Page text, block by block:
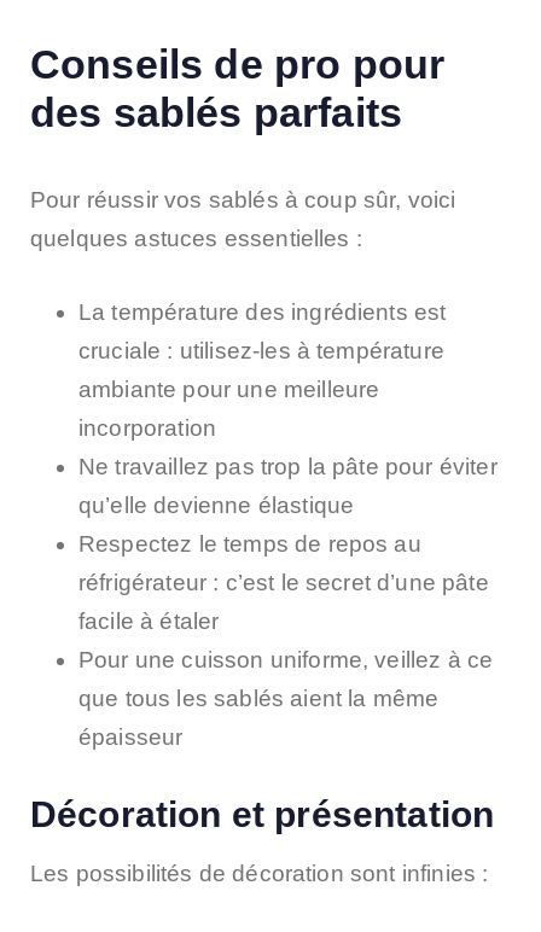
Conseils de pro pour
des sablés parfaits
Pour réussir vos sablés à coup sûr, voici
quelques astuces essentielles :
La température des ingrédients est
cruciale : utilisez-les à température
ambiante pour une meilleure
incorporation
Ne travaillez pas trop la pâte pour éviter
qu’elle devienne élastique
Respectez le temps de repos au
réfrigérateur : c’est le secret d’une pâte
facile à étaler
Pour une cuisson uniforme, veillez à ce
que tous les sablés aient la même
épaisseur
Décoration et présentation
Les possibilités de décoration sont infinies :